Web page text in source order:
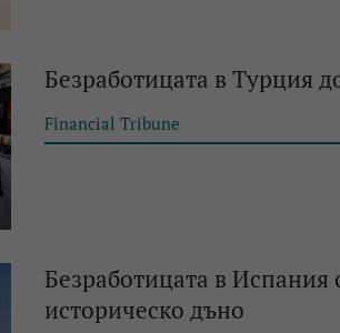
Безработицата в Турция
Financial Tribune
Безработицата в
историческо дъно